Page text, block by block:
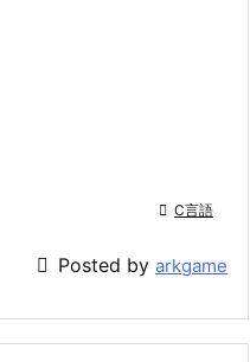
 C言語
 Posted by arkgame